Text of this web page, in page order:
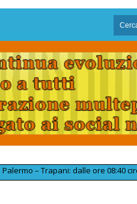
– Trapani: dalle ore 08:40